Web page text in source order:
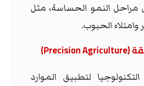
مراحل النمو الحساسة، مثل
وامتلاء الحبوب.
(
Precision Agriculture
)
لتطبيق الموارد